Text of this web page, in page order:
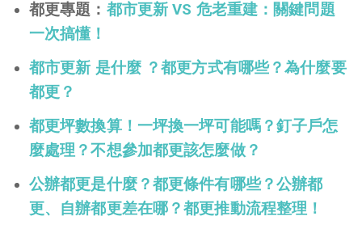
都更專題： 都市更新 VS 危老重建：關鍵問題
一次搞懂！
都市更新 是什麼 ？都更方式有哪些？為什麼要
都更？
都更坪數換算！一坪換一坪可能嗎？釘子戶怎
麼處理？不想參加都更該怎麼做？
公辦都更是什麼？都更條件有哪些？公辦都
更、自辦都更差在哪？都更推動流程整理！